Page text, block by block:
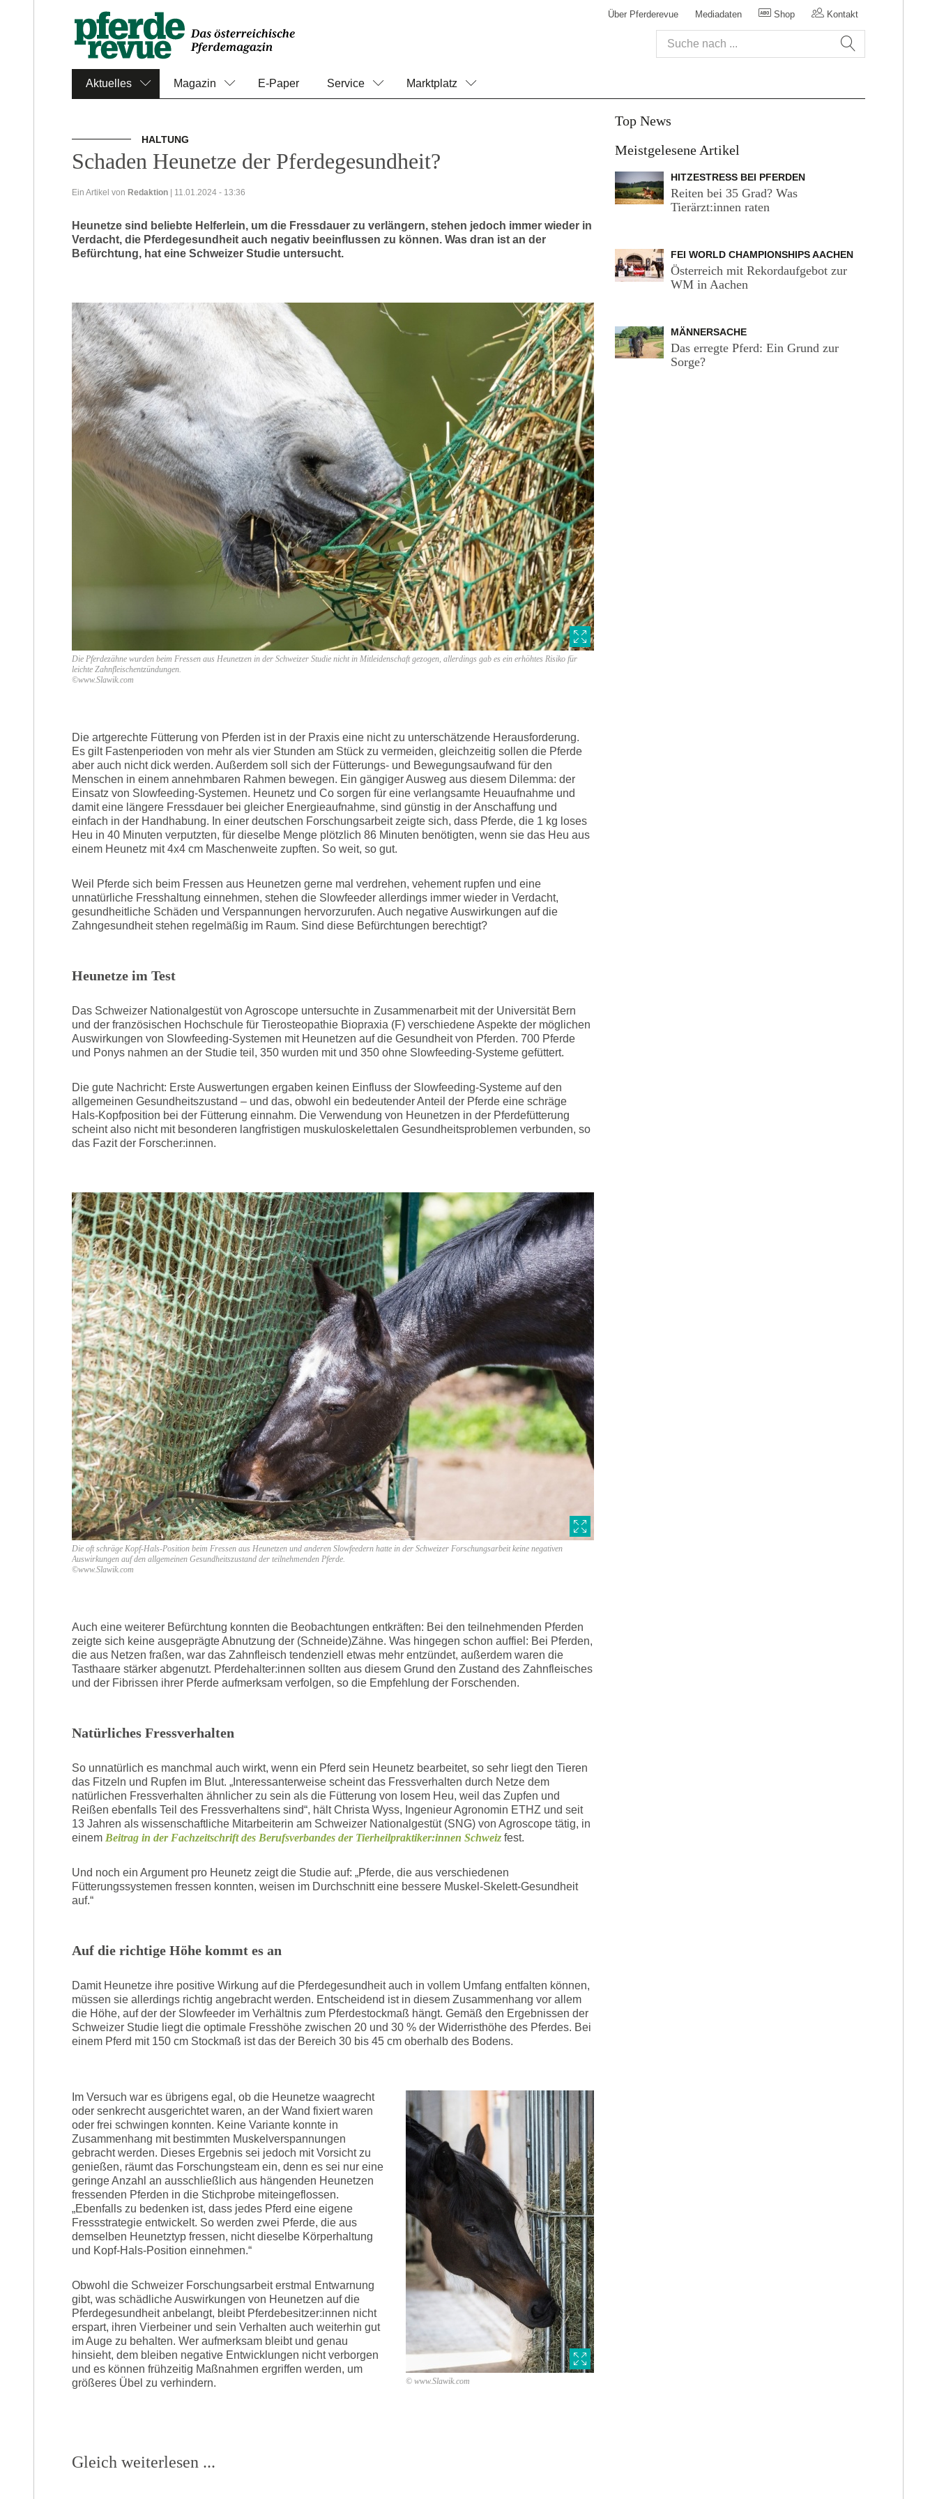
Über Pferderevue Mediadaten Shop Kontakt
Aktuelles Magazin E-Paper Service Marktplatz
HALTUNG
Schaden Heunetze der Pferdegesundheit?
Ein Artikel von Redaktion | 11.01.2024 - 13:36
Heunetze sind beliebte Helferlein, um die Fressdauer zu verlängern, stehen jedoch immer wieder in
Verdacht, die Pferdegesundheit auch negativ beeinflussen zu können. Was dran ist an der
Befürchtung, hat eine Schweizer Studie untersucht.
Die Pferdezähne wurden beim Fressen aus Heunetzen in der Schweizer Studie nicht in Mitleidenschaft gezogen, allerdings gab es ein erhöhtes Risiko für
leichte Zahnfleischentzündungen.
©www.Slawik.com
Die artgerechte Fütterung von Pferden ist in der Praxis eine nicht zu unterschätzende Herausforderung.
Es gilt Fastenperioden von mehr als vier Stunden am Stück zu vermeiden, gleichzeitig sollen die Pferde
aber auch nicht dick werden. Außerdem soll sich der Fütterungs- und Bewegungsaufwand für den
Menschen in einem annehmbaren Rahmen bewegen. Ein gängiger Ausweg aus diesem Dilemma: der
Einsatz von Slowfeeding-Systemen. Heunetz und Co sorgen für eine verlangsamte Heuaufnahme und
damit eine längere Fressdauer bei gleicher Energieaufnahme, sind günstig in der Anschaffung und
einfach in der Handhabung. In einer deutschen Forschungsarbeit zeigte sich, dass Pferde, die 1 kg loses
Heu in 40 Minuten verputzten, für dieselbe Menge plötzlich 86 Minuten benötigten, wenn sie das Heu aus
einem Heunetz mit 4x4 cm Maschenweite zupften. So weit, so gut.
Weil Pferde sich beim Fressen aus Heunetzen gerne mal verdrehen, vehement rupfen und eine
unnatürliche Fresshaltung einnehmen, stehen die Slowfeeder allerdings immer wieder in Verdacht,
gesundheitliche Schäden und Verspannungen hervorzurufen. Auch negative Auswirkungen auf die
Zahngesundheit stehen regelmäßig im Raum. Sind diese Befürchtungen berechtigt?
Heunetze im Test
Das Schweizer Nationalgestüt von Agroscope untersuchte in Zusammenarbeit mit der Universität Bern
und der französischen Hochschule für Tierosteopathie Biopraxia (F) verschiedene Aspekte der möglichen
Auswirkungen von Slowfeeding-Systemen mit Heunetzen auf die Gesundheit von Pferden. 700 Pferde
und Ponys nahmen an der Studie teil, 350 wurden mit und 350 ohne Slowfeeding-Systeme gefüttert.
Die gute Nachricht: Erste Auswertungen ergaben keinen Einfluss der Slowfeeding-Systeme auf den
allgemeinen Gesundheitszustand – und das, obwohl ein bedeutender Anteil der Pferde eine schräge
Hals-Kopfposition bei der Fütterung einnahm. Die Verwendung von Heunetzen in der Pferdefütterung
scheint also nicht mit besonderen langfristigen muskuloskelettalen Gesundheitsproblemen verbunden, so
das Fazit der Forscher:innen.
Die oft schräge Kopf-Hals-Position beim Fressen aus Heunetzen und anderen Slowfeedern hatte in der Schweizer Forschungsarbeit keine negativen
Auswirkungen auf den allgemeinen Gesundheitszustand der teilnehmenden Pferde.
©www.Slawik.com
Auch eine weiterer Befürchtung konnten die Beobachtungen entkräften: Bei den teilnehmenden Pferden
zeigte sich keine ausgeprägte Abnutzung der (Schneide)Zähne. Was hingegen schon auffiel: Bei Pferden,
die aus Netzen fraßen, war das Zahnfleisch tendenziell etwas mehr entzündet, außerdem waren die
Tasthaare stärker abgenutzt. Pferdehalter:innen sollten aus diesem Grund den Zustand des Zahnfleisches
und der Fibrissen ihrer Pferde aufmerksam verfolgen, so die Empfehlung der Forschenden.
Natürliches Fressverhalten
So unnatürlich es manchmal auch wirkt, wenn ein Pferd sein Heunetz bearbeitet, so sehr liegt den Tieren
das Fitzeln und Rupfen im Blut. „Interessanterweise scheint das Fressverhalten durch Netze dem
natürlichen Fressverhalten ähnlicher zu sein als die Fütterung von losem Heu, weil das Zupfen und
Reißen ebenfalls Teil des Fressverhaltens sind“, hält Christa Wyss, Ingenieur Agronomin ETHZ und seit
13 Jahren als wissenschaftliche Mitarbeiterin am Schweizer Nationalgestüt (SNG) von Agroscope tätig, in
einem Beitrag in der Fachzeitschrift des Berufsverbandes der Tierheilpraktiker:innen Schweiz fest.
Und noch ein Argument pro Heunetz zeigt die Studie auf: „Pferde, die aus verschiedenen
Fütterungssystemen fressen konnten, weisen im Durchschnitt eine bessere Muskel-Skelett-Gesundheit
auf.“
Auf die richtige Höhe kommt es an
Damit Heunetze ihre positive Wirkung auf die Pferdegesundheit auch in vollem Umfang entfalten können,
müssen sie allerdings richtig angebracht werden. Entscheidend ist in diesem Zusammenhang vor allem
die Höhe, auf der der Slowfeeder im Verhältnis zum Pferdestockmaß hängt. Gemäß den Ergebnissen der
Schweizer Studie liegt die optimale Fresshöhe zwischen 20 und 30 % der Widerristhöhe des Pferdes. Bei
einem Pferd mit 150 cm Stockmaß ist das der Bereich 30 bis 45 cm oberhalb des Bodens.
© www.Slawik.com
Im Versuch war es übrigens egal, ob die Heunetze waagrecht
oder senkrecht ausgerichtet waren, an der Wand fixiert waren
oder frei schwingen konnten. Keine Variante konnte in
Zusammenhang mit bestimmten Muskelverspannungen
gebracht werden. Dieses Ergebnis sei jedoch mit Vorsicht zu
genießen, räumt das Forschungsteam ein, denn es sei nur eine
geringe Anzahl an ausschließlich aus hängenden Heunetzen
fressenden Pferden in die Stichprobe miteingeflossen.
„Ebenfalls zu bedenken ist, dass jedes Pferd eine eigene
Fressstrategie entwickelt. So werden zwei Pferde, die aus
demselben Heunetztyp fressen, nicht dieselbe Körperhaltung
und Kopf-Hals-Position einnehmen.“
Obwohl die Schweizer Forschungsarbeit erstmal Entwarnung
gibt, was schädliche Auswirkungen von Heunetzen auf die
Pferdegesundheit anbelangt, bleibt Pferdebesitzer:innen nicht
erspart, ihren Vierbeiner und sein Verhalten auch weiterhin gut
im Auge zu behalten. Wer aufmerksam bleibt und genau
hinsieht, dem bleiben negative Entwicklungen nicht verborgen
und es können frühzeitig Maßnahmen ergriffen werden, um
größeres Übel zu verhindern.
Gleich weiterlesen ...
Top News
Meistgelesene Artikel
HITZESTRESS BEI PFERDEN
Reiten bei 35 Grad? Was
Tierärzt:innen raten
FEI WORLD CHAMPIONSHIPS AACHEN
Österreich mit Rekordaufgebot zur
WM in Aachen
MÄNNERSACHE
Das erregte Pferd: Ein Grund zur
Sorge?